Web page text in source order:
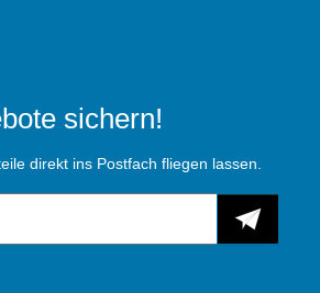
sichern!
direkt ins Postfach fliegen lassen.